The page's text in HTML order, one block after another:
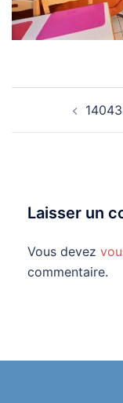
d’article
Laisser un
Vous devez
commentaire.